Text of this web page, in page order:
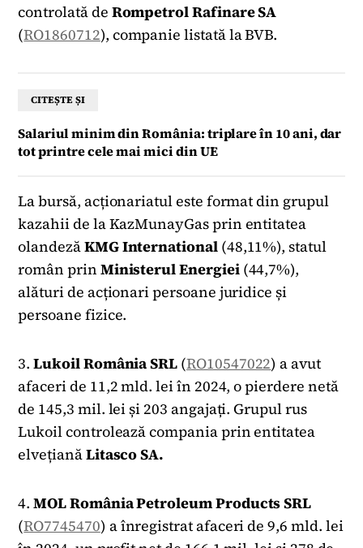
controlată de Rompetrol Rafinare SA
(RO1860712), companie listată la BVB.
CITEȘTE ȘI
Salariul minim din România: triplare în 10 ani, dar
tot printre cele mai mici din UE
La bursă, acționariatul este format din grupul
kazahii de la KazMunayGas prin entitatea
olandezăKMG International(48,11%), statul
român prin MinisterulEnergiei(44,7%),
alături de acționari persoane juridice și
persoane fizice.
3.Lukoil România SRL (RO10547022) a avut
afaceri de 11,2 mld. lei în 2024, o pierdere netă
de 145,3 mil. lei și 203 angajați. Grupul rus
Lukoil controlează compania prin entitatea
elvețianăLitasco SA.
4.MOL România Petroleum Products SRL
(RO7745470) a înregistrat afaceri de 9,6 mld. lei